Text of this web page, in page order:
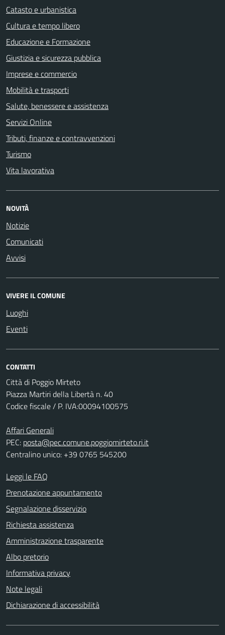
Catasto e urbanistica
Cultura e tempo libero
Educazione e Formazione
Giustizia e sicurezza pubblica
Imprese e commercio
Mobilità e trasporti
Salute, benessere e assistenza
Servizi Online
Tributi, finanze e contravvenzioni
Turismo
Vita lavorativa
NOVITÀ
Notizie
Comunicati
Avvisi
VIVERE IL COMUNE
Luoghi
Eventi
CONTATTI
Città di Poggio Mirteto
Piazza Martiri della Libertà n. 40
Codice fiscale / P. IVA:00094100575
Affari Generali
PEC: posta@pec.comune.poggiomirteto.ri.it
Centralino unico: +39 0765 545200
Leggi le FAQ
Prenotazione appuntamento
Segnalazione disservizio
Richiesta assistenza
Amministrazione trasparente
Albo pretorio
Informativa privacy
Note legali
Dichiarazione di accessibilità